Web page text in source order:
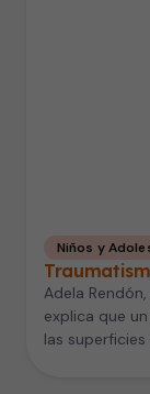
Niños y
Adela
explica que
las superficies